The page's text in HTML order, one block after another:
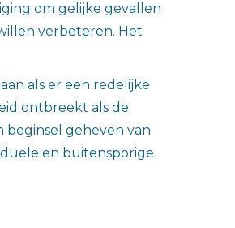
om gelijke gevallen
verbeteren. Het
als er een redelijke
ontbreekt als de
geheven van
en buitensporige